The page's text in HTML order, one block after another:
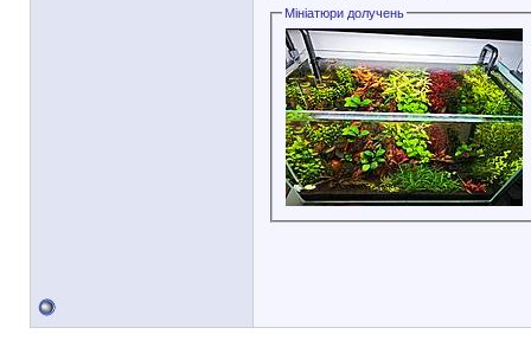
Мініатюри долучень